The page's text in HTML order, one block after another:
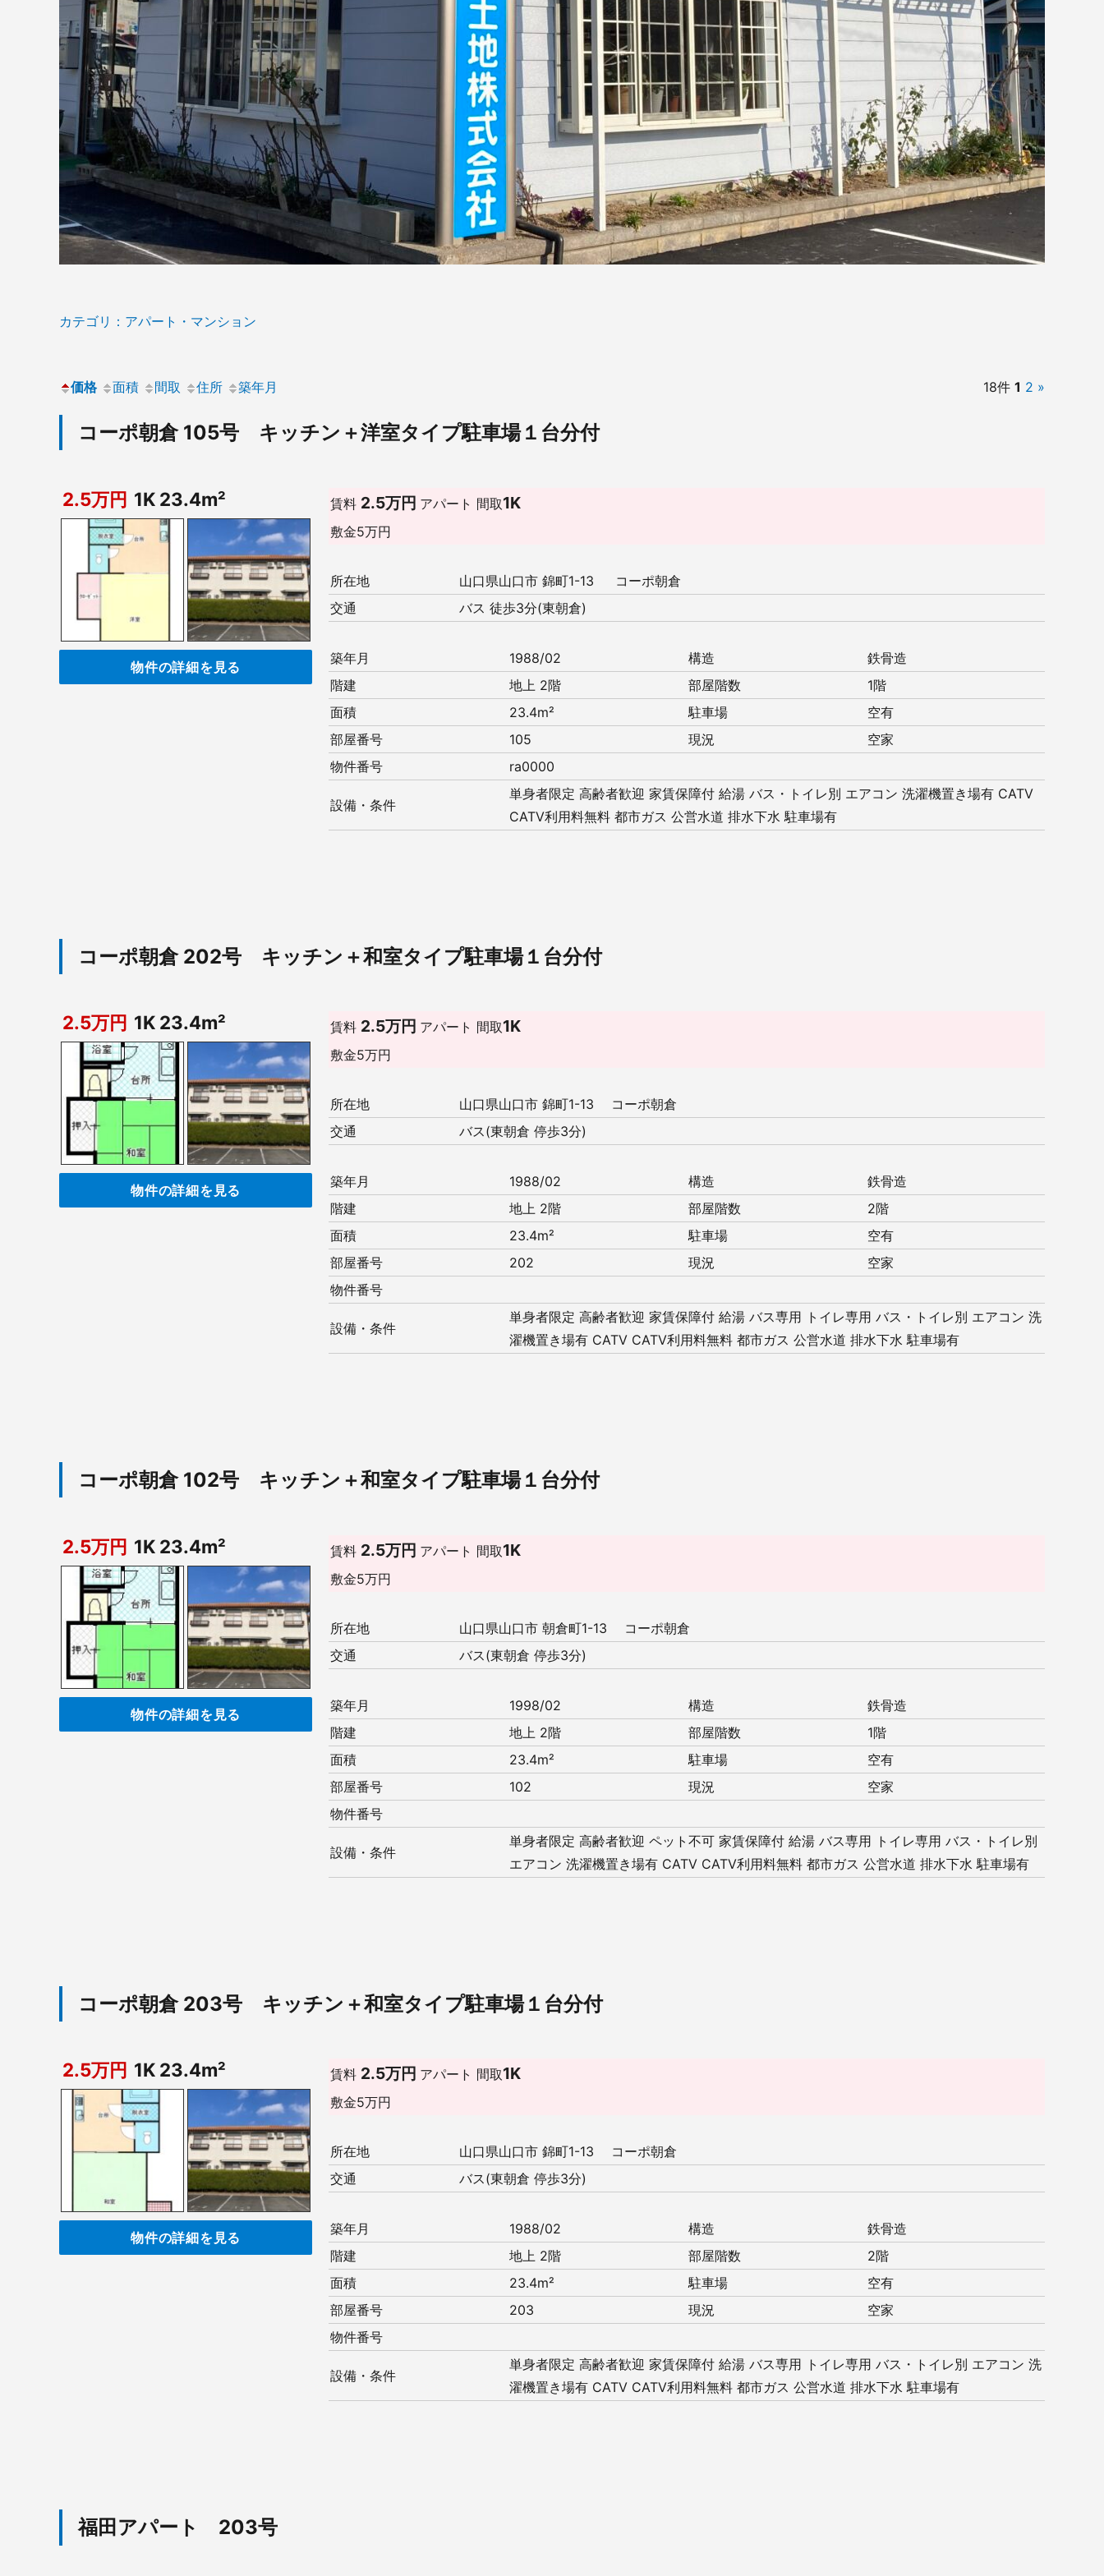
カテゴリ：アパート・マンション
価格 面積 間取 住所 築年月 18件 1 2 »
コーポ朝倉 105号 キッチン＋洋室タイプ駐車場１台分付
2.5万円 1K 23.4m²
物件の詳細を見る
賃料 2.5万円 アパート 間取1K
敷金5万円
所在地
山口県山口市 錦町1-13 コーポ朝倉
交通
バス 徒歩3分(東朝倉)
築年月 1988/02 構造
鉄骨造
階建
地上 2階 部屋階数
1階
面積
23.4m² 駐車場
空有
部屋番号
105 現況
空家
物件番号
ra0000
設備・条件
単身者限定 高齢者歓迎 家賃保障付 給湯 バス・トイレ別 エアコン 洗濯機置き場有 CATV
CATV利用料無料 都市ガス 公営水道 排水下水 駐車場有
コーポ朝倉 202号 キッチン＋和室タイプ駐車場１台分付
2.5万円 1K 23.4m²
物件の詳細を見る
賃料 2.5万円 アパート 間取1K
敷金5万円
所在地
山口県山口市 錦町1-13 コーポ朝倉
交通
バス(東朝倉 停歩3分)
築年月 1988/02 構造
鉄骨造
階建
地上 2階 部屋階数
2階
面積
23.4m² 駐車場
空有
部屋番号
202 現況
空家
物件番号
設備・条件
単身者限定 高齢者歓迎 家賃保障付 給湯 バス専用 トイレ専用 バス・トイレ別 エアコン 洗
濯機置き場有 CATV CATV利用料無料 都市ガス 公営水道 排水下水 駐車場有
コーポ朝倉 102号 キッチン＋和室タイプ駐車場１台分付
2.5万円 1K 23.4m²
物件の詳細を見る
賃料 2.5万円 アパート 間取1K
敷金5万円
所在地
山口県山口市 朝倉町1-13 コーポ朝倉
交通
バス(東朝倉 停歩3分)
築年月 1998/02 構造
鉄骨造
階建
地上 2階 部屋階数
1階
面積
23.4m² 駐車場
空有
部屋番号
102 現況
空家
物件番号
設備・条件
単身者限定 高齢者歓迎 ペット不可 家賃保障付 給湯 バス専用 トイレ専用 バス・トイレ別
エアコン 洗濯機置き場有 CATV CATV利用料無料 都市ガス 公営水道 排水下水 駐車場有
コーポ朝倉 203号 キッチン＋和室タイプ駐車場１台分付
2.5万円 1K 23.4m²
物件の詳細を見る
賃料 2.5万円 アパート 間取1K
敷金5万円
所在地
山口県山口市 錦町1-13 コーポ朝倉
交通
バス(東朝倉 停歩3分)
築年月 1988/02 構造
鉄骨造
階建
地上 2階 部屋階数
2階
面積
23.4m² 駐車場
空有
部屋番号
203 現況
空家
物件番号
設備・条件
単身者限定 高齢者歓迎 家賃保障付 給湯 バス専用 トイレ専用 バス・トイレ別 エアコン 洗
濯機置き場有 CATV CATV利用料無料 都市ガス 公営水道 排水下水 駐車場有
福田アパート 203号